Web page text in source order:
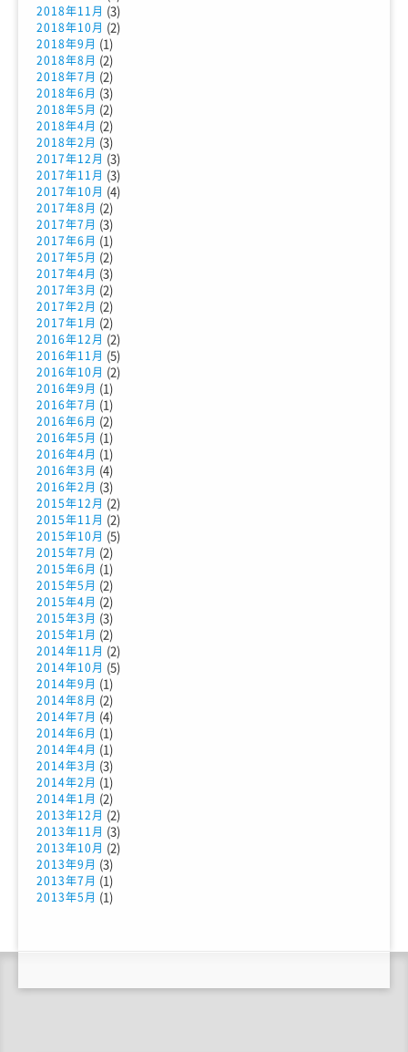
2018年11月 (3)
2018年10月 (2)
2018年9月 (1)
2018年8月 (2)
2018年7月 (2)
2018年6月 (3)
2018年5月 (2)
2018年4月 (2)
2018年2月 (3)
2017年12月 (3)
2017年11月 (3)
2017年10月 (4)
2017年8月 (2)
2017年7月 (3)
2017年6月 (1)
2017年5月 (2)
2017年4月 (3)
2017年3月 (2)
2017年2月 (2)
2017年1月 (2)
2016年12月 (2)
2016年11月 (5)
2016年10月 (2)
2016年9月 (1)
2016年7月 (1)
2016年6月 (2)
2016年5月 (1)
2016年4月 (1)
2016年3月 (4)
2016年2月 (3)
2015年12月 (2)
2015年11月 (2)
2015年10月 (5)
2015年7月 (2)
2015年6月 (1)
2015年5月 (2)
2015年4月 (2)
2015年3月 (3)
2015年1月 (2)
2014年11月 (2)
2014年10月 (5)
2014年9月 (1)
2014年8月 (2)
2014年7月 (4)
2014年6月 (1)
2014年4月 (1)
2014年3月 (3)
2014年2月 (1)
2014年1月 (2)
2013年12月 (2)
2013年11月 (3)
2013年10月 (2)
2013年9月 (3)
2013年7月 (1)
2013年5月 (1)